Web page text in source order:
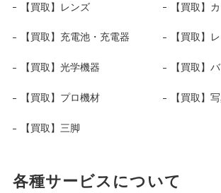
【買取】レンズ 【買取】
【買取】充電池・充電器 【買取】
【買取】光学機器 【買取】
【買取】プロ機材 【買取】
【買取】三脚
各種サービスについて